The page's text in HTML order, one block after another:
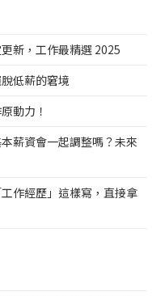
新，工作最精選 2025
低薪的窘境
動力！
薪資會一起調整嗎？未來
作經歷」這樣寫，直接拿